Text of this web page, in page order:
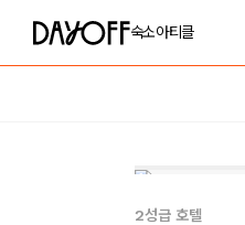
숙소아티클
2성급 호텔